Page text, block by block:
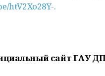
htV2Xo28Y-.
сайт ГАУ